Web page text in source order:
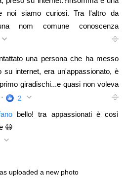
siamo curiosi. Tra l'altro da
nom comune conoscenza
anche della musica
una persona che ha messo
su internet, era un'appassionato, è
giradischi...e quasi non voleva
Ma alla fine dopo diverse
cui si parlava di musica siamo
amici 😅
2
bello! tra appassionati è così
😃
uploaded a new photo